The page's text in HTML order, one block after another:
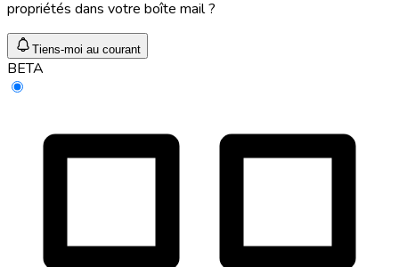
propriétés dans votre boîte mail ?
Tiens-moi au courant
BETA